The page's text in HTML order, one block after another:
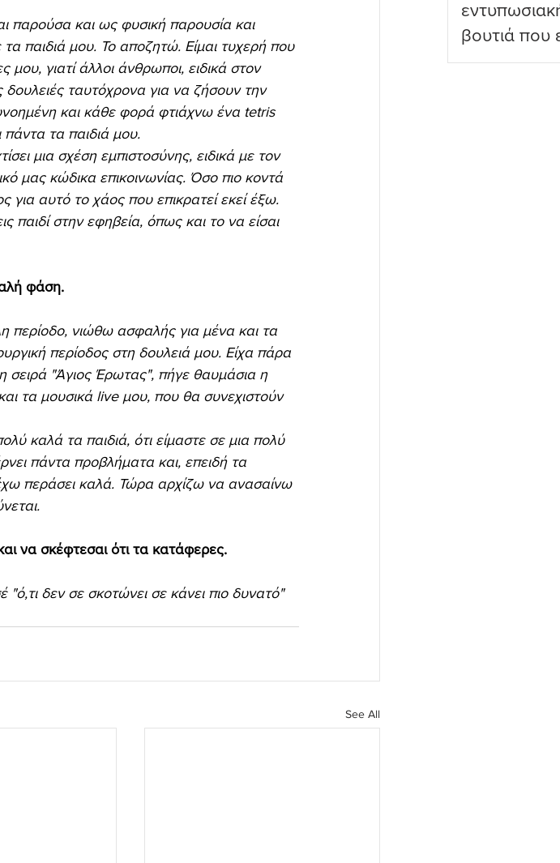
και ως φυσική παρουσία και
παιδιά μου. Το αποζητώ. Είμαι τυχερή που
μου, γιατί άλλοι άνθρωποι, ειδικά στον
δουλειές ταυτόχρονα για να ζήσουν την
και κάθε φορά φτιάχνω ένα tetris
τα παιδιά μου.
μια σχέση εμπιστοσύνης, ειδικά με τον
μας κώδικα επικοινωνίας. Όσο πιο κοντά
για αυτό το χάος που επικρατεί εκεί έξω.
παιδί στην εφηβεία, όπως και το να είσαι
φάση.
νιώθω ασφαλής για μένα και τα
περίοδος στη δουλειά μου. Είχα πάρα
"Άγιος Έρωτας", πήγε θαυμάσια η
τα μουσικά live μου, που θα συνεχιστούν
καλά τα παιδιά, ότι είμαστε σε μια πολύ
πάντα προβλήματα και, επειδή τα
περάσει καλά. Τώρα αρχίζω να ανασαίνω
να σκέφτεσαι ότι τα κατάφερες.
"ό,τι δεν σε σκοτώνει σε κάνει πιο δυνατό"
See All
βουτιά που